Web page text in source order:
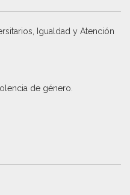
Igualdad y Atención
de género